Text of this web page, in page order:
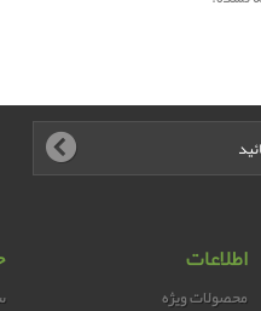
اطلاعات
محصولات ویژه